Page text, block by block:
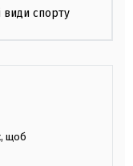
види спорту
щоб